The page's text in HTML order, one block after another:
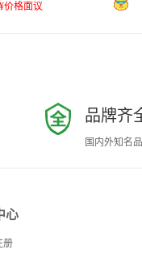
¥价格面议
品牌齐
国内外知名
心
册